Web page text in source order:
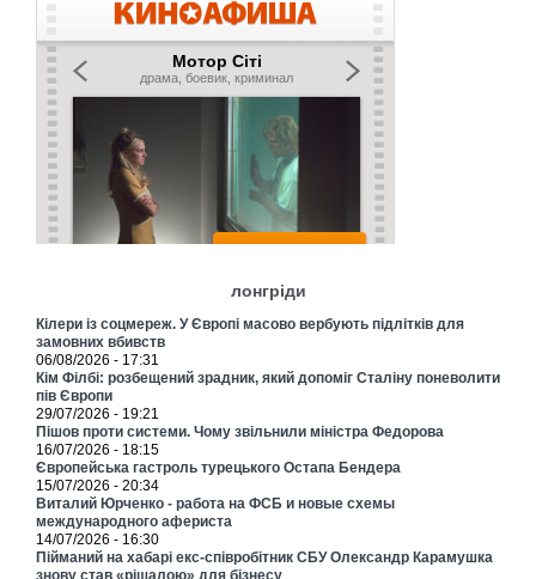
лонгріди
Кілери із соцмереж. У Європі масово вербують підлітків для
замовних вбивств
06/08/2026 - 17:31
Кім Філбі: розбещений зрадник, який допоміг Сталіну поневолити
пів Європи
29/07/2026 - 19:21
Пішов проти системи. Чому звільнили міністра Федорова
16/07/2026 - 18:15
Європейська гастроль турецького Остапа Бендера
15/07/2026 - 20:34
Виталий Юрченко - работа на ФСБ и новые схемы
международного афериста
14/07/2026 - 16:30
Пійманий на хабарі екс-співробітник СБУ Олександр Карамушка
знову став «рішалою» для бізнесу